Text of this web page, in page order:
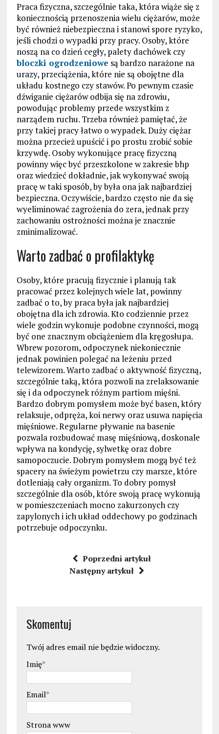
Praca fizyczna, szczególnie taka, która wiąże się z
koniecznością przenoszenia wielu ciężarów, może
być również niebezpieczna i stanowi spore ryzyko,
jeśli chodzi o wypadki przy pracy. Osoby, które
noszą na co dzień cegły, palety dachówek czy
bloczki ogrodzeniowe są bardzo narażone na
urazy, przeciążenia, które nie są obojętne dla
układu kostnego czy stawów. Po pewnym czasie
dźwiganie ciężarów odbija się na zdrowiu,
powodując problemy przede wszystkim z
narządem ruchu. Trzeba również pamiętać, że
przy takiej pracy łatwo o wypadek. Duży ciężar
można przecież upuścić i po prostu zrobić sobie
krzywdę. Osoby wykonujące pracę fizyczną
powinny więc być przeszkolone w zakresie bhp
oraz wiedzieć dokładnie, jak wykonywać swoją
pracę w taki sposób, by była ona jak najbardziej
bezpieczna. Oczywiście, bardzo często nie da się
wyeliminować zagrożenia do zera, jednak przy
zachowaniu ostrożności można je znacznie
zminimalizować.
Warto zadbać o profilaktykę
Osoby, które pracują fizycznie i planują tak
pracować przez kolejnych wiele lat, powinny
zadbać o to, by praca była jak najbardziej
obojętna dla ich zdrowia. Kto codziennie przez
wiele godzin wykonuje podobne czynności, mogą
być one znacznym obciążeniem dla kręgosłupa.
Wbrew pozorom, odpoczynek niekoniecznie
jednak powinien polegać na leżeniu przed
telewizorem. Warto zadbać o aktywność fizyczną,
szczególnie taką, która pozwoli na zrelaksowanie
się i da odpoczynek różnym partiom mięśni.
Bardzo dobrym pomysłem może być basen, który
relaksuje, odpręża, koi nerwy oraz usuwa napięcia
mięśniowe. Regularne pływanie na basenie
pozwala rozbudować masę mięśniową, doskonale
wpływa na kondycję, sylwetkę oraz dobre
samopoczucie. Dobrym pomysłem mogą być też
spacery na świeżym powietrzu czy marsze, które
dotleniają cały organizm. To dobry pomysł
szczególnie dla osób, które swoją pracę wykonują
w pomieszczeniach mocno zakurzonych czy
zapylonych i ich układ oddechowy po godzinach
potrzebuje odpoczynku.
Poprzedni artykuł
Następny artykuł
Skomentuj
Twój adres email nie będzie widoczny.
Imię*
Email*
Strona www